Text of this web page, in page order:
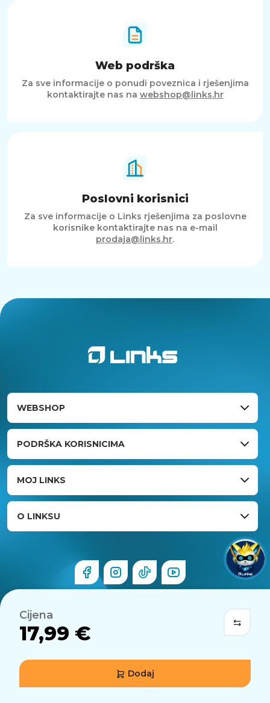
Cijena
17,99 €
Dodaj
Web podrška
Za sve informacije o ponudi poveznica i rješenjima
kontaktirajte nas na webshop@links.hr
Poslovni korisnici
Za sve informacije o Links rješenjima za poslovne
korisnike kontaktirajte nas na e-mail
prodaja@links.hr.
WEBSHOP
PODRŠKA KORISNICIMA
MOJ LINKS
O LINKSU
© 2026 Links.hr . Sva prava pridržana.